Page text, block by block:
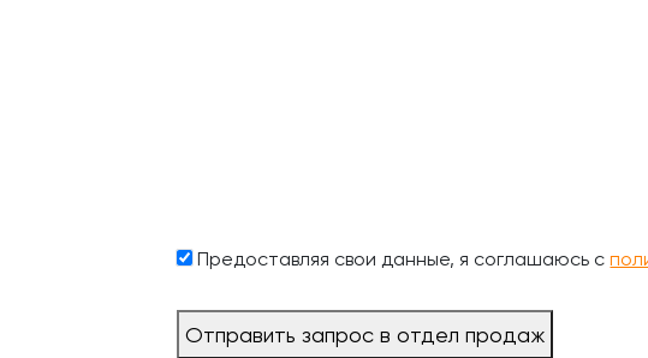
Предоставляя свои данные, я соглашаюсь с
Отправить запрос в отдел продаж